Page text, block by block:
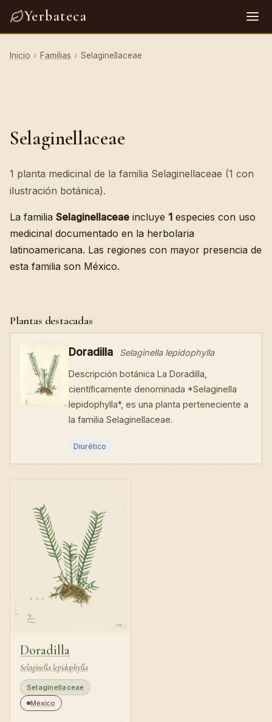
Yerbateca
Inicio › Familias › Selaginellaceae
Selaginellaceae
1 planta medicinal de la familia Selaginellaceae (1 con
ilustración botánica).
La familia Selaginellaceae incluye 1 especies con uso
medicinal documentado en la herbolaria
latinoamericana. Las regiones con mayor presencia de
esta familia son México.
Plantas destacadas
Doradilla Selaginella lepidophylla
Descripción botánica La Doradilla,
científicamente denominada *Selaginella
lepidophylla*, es una planta perteneciente a
la familia Selaginellaceae.
Diurético
Doradilla
Selaginella lepidophylla
Selaginellaceae
México